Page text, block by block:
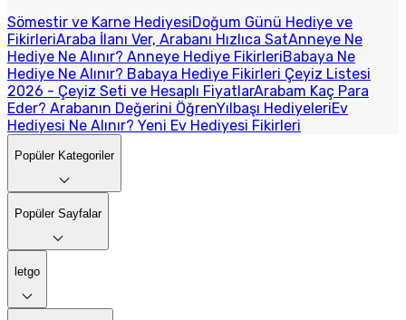
Sömestir ve Karne HediyesiDoğum Günü Hediye ve
FikirleriAraba İlanı Ver, Arabanı Hızlıca SatAnneye Ne
Hediye Ne Alınır? Anneye Hediye FikirleriBabaya Ne
Hediye Ne Alınır? Babaya Hediye Fikirleri Çeyiz Listesi
2026 - Çeyiz Seti ve Hesaplı FiyatlarArabam Kaç Para
Eder? Arabanın Değerini ÖğrenYılbaşı HediyeleriEv
Hediyesi Ne Alınır? Yeni Ev Hediyesi Fikirleri
Popüler Kategoriler
Popüler Sayfalar
letgo